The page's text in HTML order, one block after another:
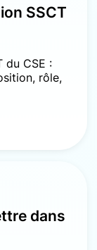
SSCT
du CSE :
rôle,
dans